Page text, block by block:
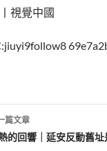
視覺中國
篇文章
的回響｜延安反動舊